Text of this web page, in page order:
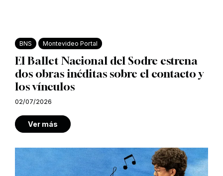
BNS Montevideo Portal
El Ballet Nacional del Sodre estrena
dos obras inéditas sobre el contacto y
los vínculos
02/07/2026
Ver más